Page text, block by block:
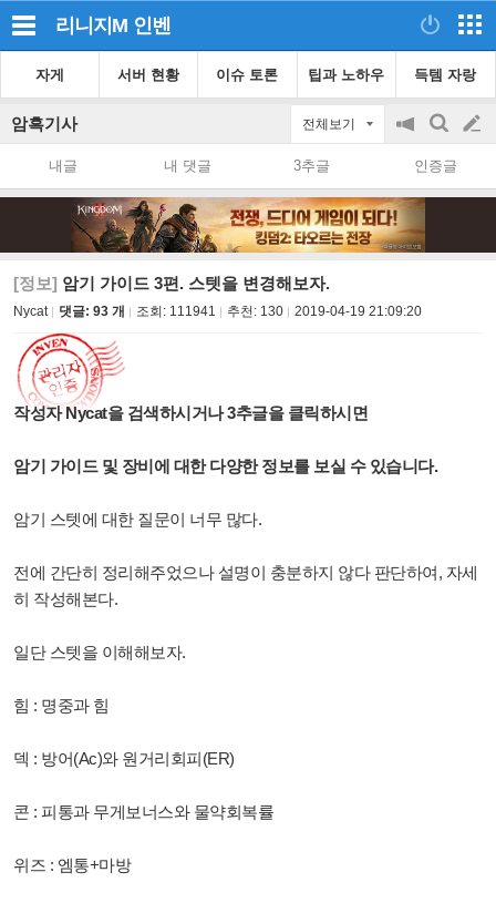
리니지M 인벤
자게 서버 현황 이슈 토론 팁과 노하우 득템 자랑
암흑기사 전체보기
공
on/off
검
색
글
쓰
내글 내 댓글 3추글 인증글
[정보] 암기 가이드 3편. 스텟을 변경해보자.
Nycat 댓글: 93 개 조회: 111941 추천: 130 2019-04-19 21:09:20
작성자 Nycat을 검색하시거나 3추글을 클릭하시면
암기 가이드 및 장비에 대한 다양한 정보를 보실 수 있습니다.
암기 스텟에 대한 질문이 너무 많다.
전에 간단히 정리해주었으나 설명이 충분하지 않다 판단하여, 자세
히 작성해본다.
일단 스텟을 이해해보자.
힘 : 명중과 힘
덱 : 방어(Ac)와 원거리회피(ER)
콘 : 피통과 무게보너스와 물약회복률
위즈 : 엠통+마방